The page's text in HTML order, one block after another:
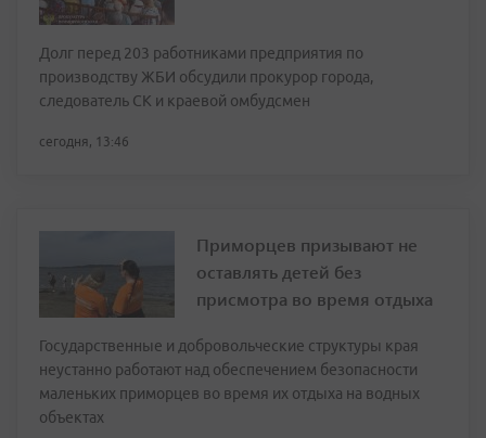
Долг перед 203 работниками предприятия по
производству ЖБИ обсудили прокурор города,
следователь СК и краевой омбудсмен
сегодня, 13:46
Приморцев призывают не
оставлять детей без
присмотра во время отдыха
Государственные и добровольческие структуры края
неустанно работают над обеспечением безопасности
маленьких приморцев во время их отдыха на водных
объектах